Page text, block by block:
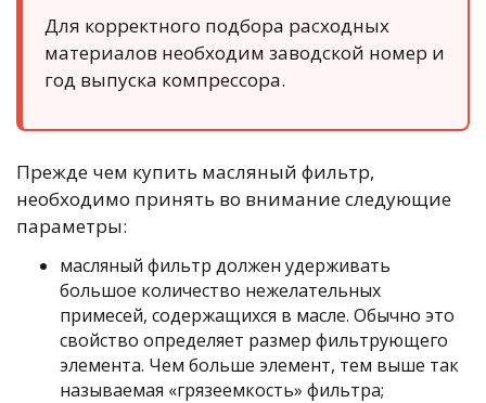
Для корректного подбора расходных
материалов необходим заводской номер и
год выпуска компрессора.
Прежде чем купить масляный фильтр,
необходимо принять во внимание следующие
параметры:
масляный фильтр должен удерживать
большое количество нежелательных
примесей, содержащихся в масле. Обычно это
свойство определяет размер фильтрующего
элемента. Чем больше элемент, тем выше так
называемая «грязеемкость» фильтра;